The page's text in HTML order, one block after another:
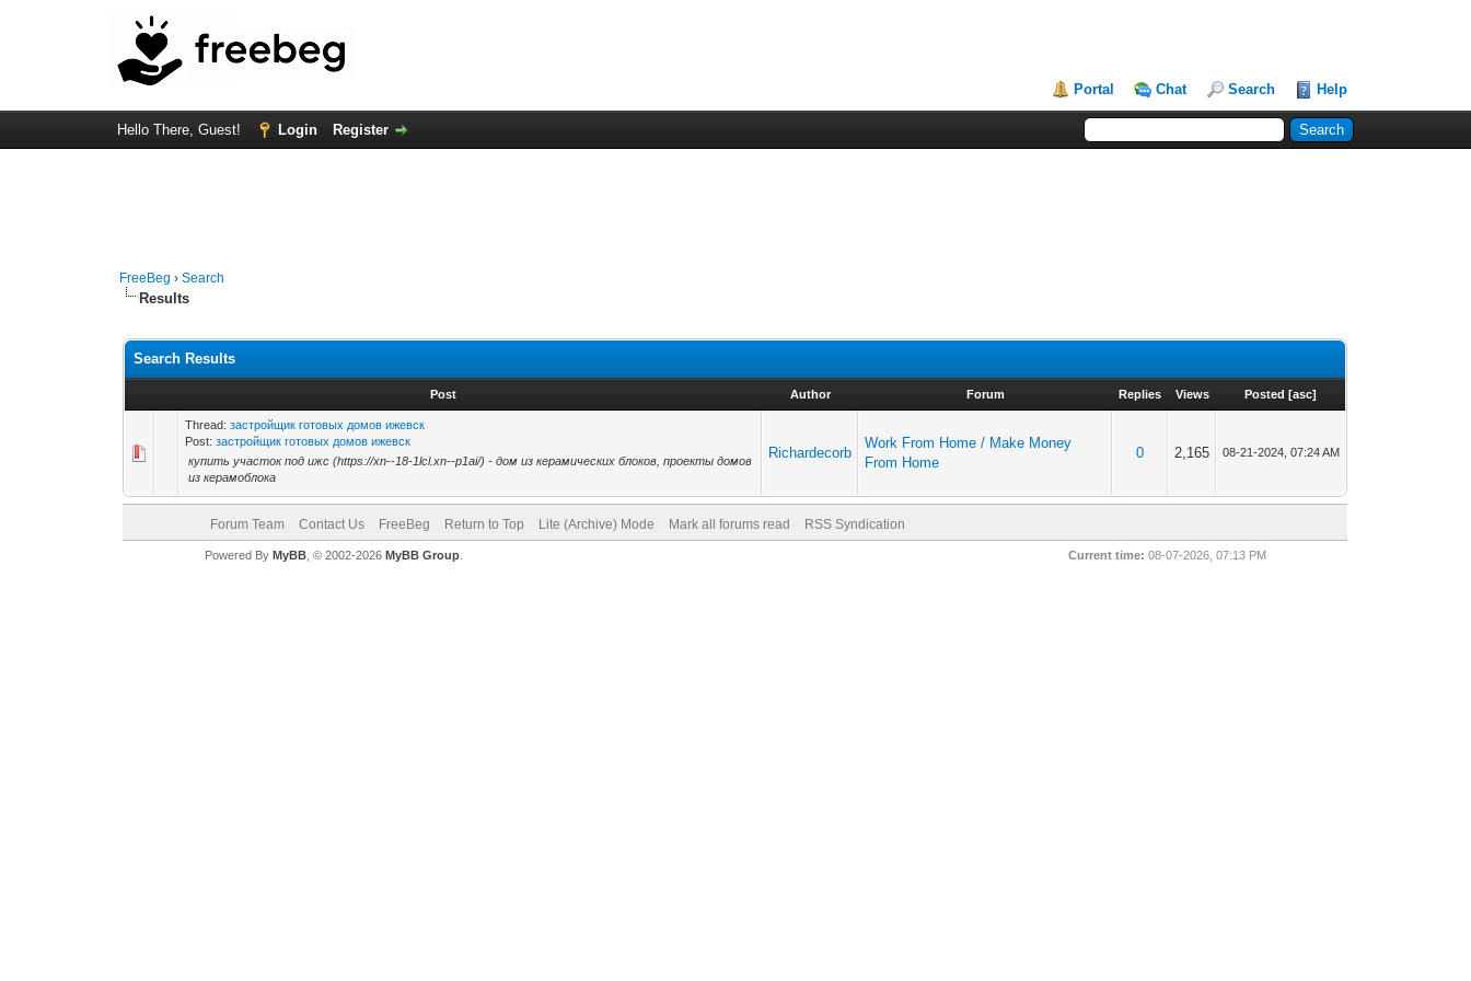
Portal Chat Search Help
Hello There, Guest! Login Register
FreeBeg ›Search
Results
Search Results
Post Author Forum Replies Views Posted [asc]
Thread:застройщик готовых домов ижевск
Post:застройщик готовых домов ижевск
купить участок под ижс (https://xn--18-1lcl.xn--p1ai/) - дом из керамических блоков, проекты домов
из керамоблока
Richardecorb
Work From Home / Make Money
From Home
0 2,165 08-21-2024, 07:24 AM
Forum Team Contact Us FreeBeg Return to Top Lite (Archive) Mode Mark all forums read RSS Syndication
Current time: 08-07-2026, 07:13 PM
Powered By MyBB, © 2002-2026 MyBB Group.